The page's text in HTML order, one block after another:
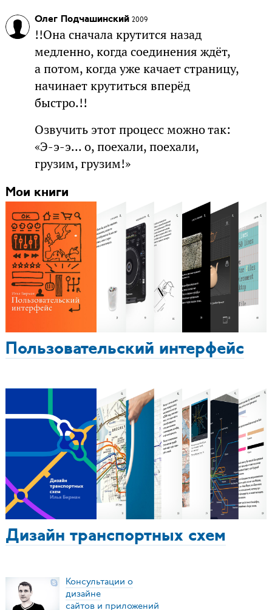
Олег Подчашинский 2009
!!Она сначала крутится назад
медленно, когда соединения ждёт,
а потом, когда уже качает страницу,
начинает крутиться вперёд
быстро.!!
Озвучить этот процесс можно так:
«Э-э-э... о, поехали, поехали,
грузим, грузим!»
Мои книги
Пользовательский интерфейс
Дизайн транспортных схем
Консультации о
дизайне
сайтов и приложений